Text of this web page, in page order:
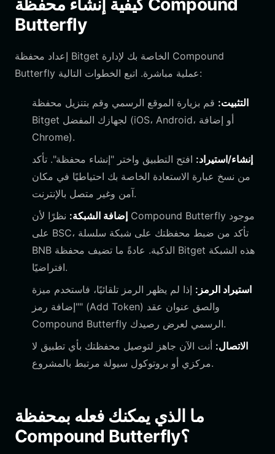
كيفية إنشاء محفظة Compound
Butterfly
إعداد محفظة Bitget الخاصة بك لإدارة Compound
Butterfly عملية مباشرة. اتبع الخطوات التالية:
التثبيت: قم بزيارة الموقع الرسمي وقم بتنزيل محفظة
Bitget لجهازك المفضل (iOS، Android، أو إضافة
Chrome).
إنشاء/استيراد: افتح التطبيق واختر "إنشاء محفظة". تأكد
من نسخ عبارة الاستعادة الخاصة بك احتياطيًا في مكان
آمن وغير متصل بالإنترنت.
إضافة الشبكة: نظرًا لأن Compound Butterfly موجود
على BSC، تأكد من ضبط محفظتك على شبكة سلسلة
BNB الذكية. عادةً ما تضيف محفظة Bitget هذه الشبكة
افتراضيًا.
استيراد الرمز: إذا لم يظهر الرمز تلقائيًا، فاستخدم ميزة
"إضافة رمز" (Add Token) والصق عنوان عقد
Compound Butterfly الرسمي لعرض رصيدك.
الاتصال: أنت الآن جاهز لتوصيل محفظتك بأي تطبيق لا
مركزي أو بروتوكول سيولة مرتبط بالمشروع.
ما الذي يمكنك فعله بمحفظة
Compound Butterfly؟